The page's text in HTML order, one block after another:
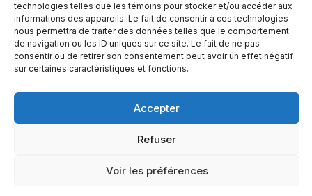
technologies telles que les témoins pour stocker et/ou accéder aux
informations des appareils. Le fait de consentir à ces technologies
nous permettra de traiter des données telles que le comportement
de navigation ou les ID uniques sur ce site. Le fait de ne pas
consentir ou de retirer son consentement peut avoir un effet négatif
sur certaines caractéristiques et fonctions.
Accepter
Refuser
Voir les préférences
© Copyright 2026 – Altomédia Inc |
Ce site internet a été conçu et développé par Chameleon Ideas